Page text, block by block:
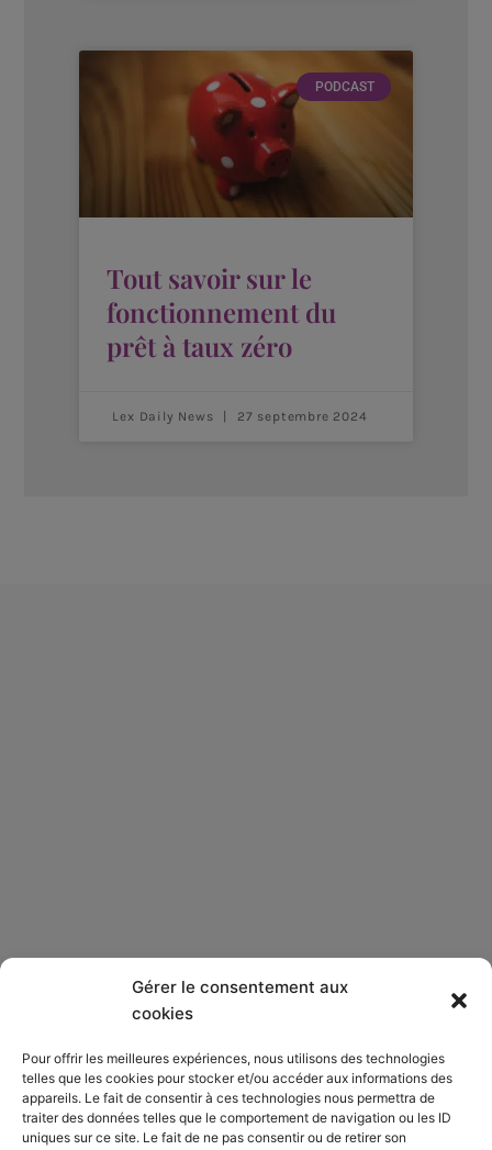
Gérer le consentement aux
cookies
Pour offrir les meilleures expériences, nous utilisons des technologies
telles que les cookies pour stocker et/ou accéder aux informations des
appareils. Le fait de consentir à ces technologies nous permettra de
traiter des données telles que le comportement de navigation ou les ID
uniques sur ce site. Le fait de ne pas consentir ou de retirer son
PODCAST
Tout savoir sur le
fonctionnement du
prêt à taux zéro
Lex Daily News 27 septembre 2024
Qui sommes-nous ?
S’abonner
Mentions Légales